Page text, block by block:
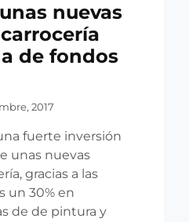
nuevas
de fondos
2017
fuerte inversión
unas nuevas
gracias a las
un 30% en
de de pintura y